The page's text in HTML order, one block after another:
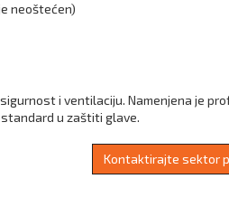
neoštećen)
i ventilaciju. Namenjena je
u zaštiti glave.
Kontaktirajte sektor